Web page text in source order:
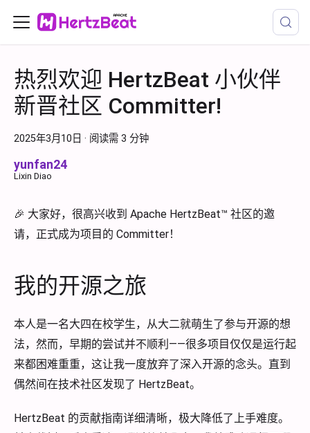
热烈欢迎 HertzBeat 小伙伴
新晋社区 Committer!
2025年3月10日 · 阅读需 3 分钟
yunfan24
Lixin Diao
🎉 大家好，很高兴收到 Apache HertzBeat™ 社区的邀
请，正式成为项目的 Committer！
我的开源之旅
本人是一名大四在校学生，从大二就萌生了参与开源的想
法，然而，早期的尝试并不顺利——很多项目仅仅是运行起
来都困难重重，这让我一度放弃了深入开源的念头。直到
偶然间在技术社区发现了 HertzBeat。
HertzBeat 的贡献指南详细清晰，极大降低了上手难度。